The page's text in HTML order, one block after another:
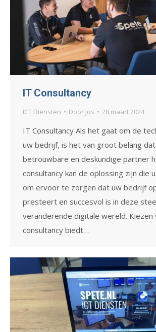
IT Consultancy
ICT Diensten Door Jos 28 maart 2024
IT Consultancy Als het gaat om de
uw bedrijf, is het van groot belang
betrouwbare en deskundige partner
consultancy kan de oplossing zijn die
om ervoor te zorgen dat uw bedrijf
presteert en succesvol is in deze
veranderende digitale wereld. Kiezen
consultancy biedt…